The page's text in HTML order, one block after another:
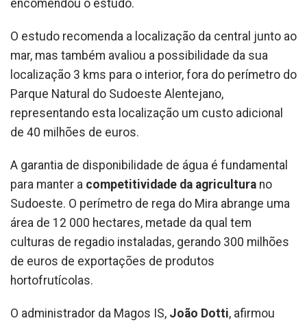
encomendou o estudo.
O estudo recomenda a localização da central junto ao
mar, mas também avaliou a possibilidade da sua
localização 3 kms para o interior, fora do perímetro do
Parque Natural do Sudoeste Alentejano,
representando esta localização um custo adicional
de 40 milhões de euros.
A garantia de disponibilidade de água é fundamental
para manter a competitividade da agricultura no
Sudoeste. O perímetro de rega do Mira abrange uma
área de 12 000 hectares, metade da qual tem
culturas de regadio instaladas, gerando 300 milhões
de euros de exportações de produtos
hortofrutícolas.
O administrador da Magos IS, João Dotti, afirmou